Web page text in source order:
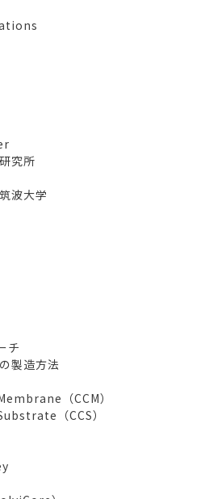
所
大学
製造方法
（CCM）
（CCS）